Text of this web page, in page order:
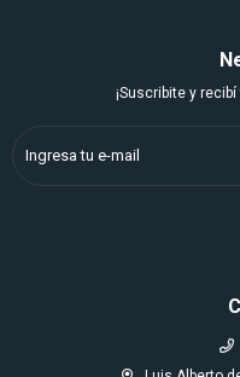
¡Suscribite y